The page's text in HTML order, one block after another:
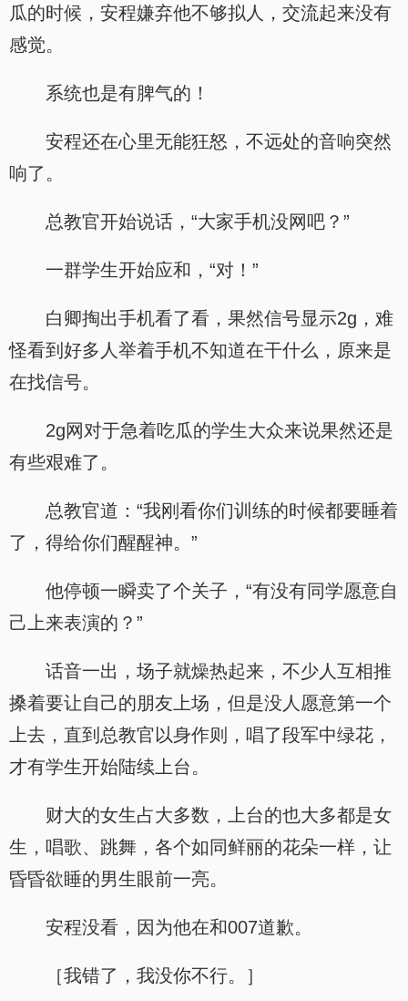
瓜的时候，安程嫌弃他不够拟人，交流起来没有
感觉。
系统也是有脾气的！
安程还在心里无能狂怒，不远处的音响突然
响了。
总教官开始说话，“大家手机没网吧？”
一群学生开始应和，“对！”
白卿掏出手机看了看，果然信号显示2g，难
怪看到好多人举着手机不知道在干什么，原来是
在找信号。
2g网对于急着吃瓜的学生大众来说果然还是
有些艰难了。
总教官道：“我刚看你们训练的时候都要睡着
了，得给你们醒醒神。”
他停顿一瞬卖了个关子，“有没有同学愿意自
己上来表演的？”
话音一出，场子就燥热起来，不少人互相推
搡着要让自己的朋友上场，但是没人愿意第一个
上去，直到总教官以身作则，唱了段军中绿花，
才有学生开始陆续上台。
财大的女生占大多数，上台的也大多都是女
生，唱歌、跳舞，各个如同鲜丽的花朵一样，让
昏昏欲睡的男生眼前一亮。
安程没看，因为他在和007道歉。
［我错了，我没你不行。］